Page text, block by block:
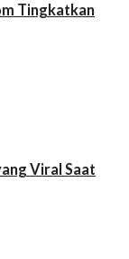
Tingkatkan
Viral Saat